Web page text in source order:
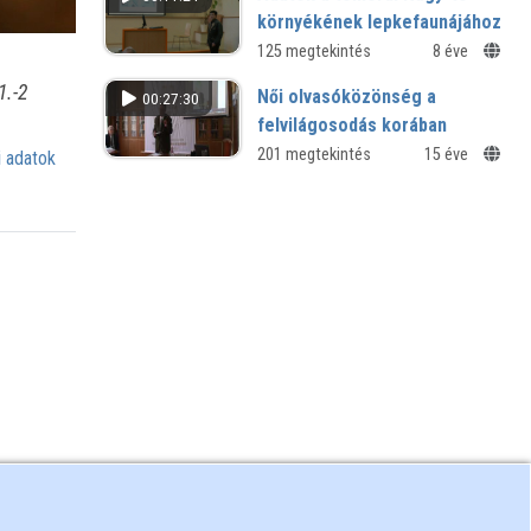
2
adatok
környékének lepkefaunájához
XIII. Regionális Természettudományi
125 megtekintés 8 éve
00:27:30
Női olvasóközönség a
felvilágosodás korában
MKE 40. vándorgyűlés - 2008
201 megtekintés 15 éve